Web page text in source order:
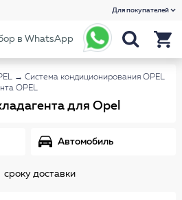
Для покупателей
в WhatsApp
→ Система кондиционирования OPEL
OPEL
для Opel
Автомобиль
сроку доставки